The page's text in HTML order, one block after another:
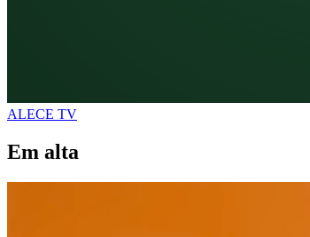
ALECE TV
Em alta